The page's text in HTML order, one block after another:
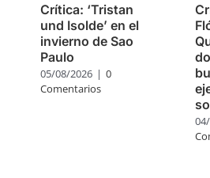
Crítica: ‘Tristan
und Isolde’ en el
invierno de Sao
Paulo
05/08/2026 | 0
Comentarios